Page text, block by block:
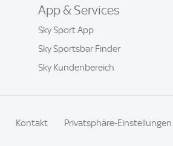
App & Services
Sky Sport App
Sky Sportsbar Finder
Sky Kundenbereich
Kontakt Privatsphäre-Einstellungen